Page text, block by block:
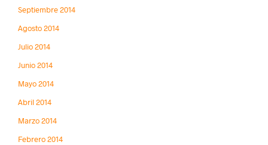
Septiembre 2014
Agosto 2014
Julio 2014
Junio 2014
Mayo 2014
Abril 2014
Marzo 2014
Febrero 2014